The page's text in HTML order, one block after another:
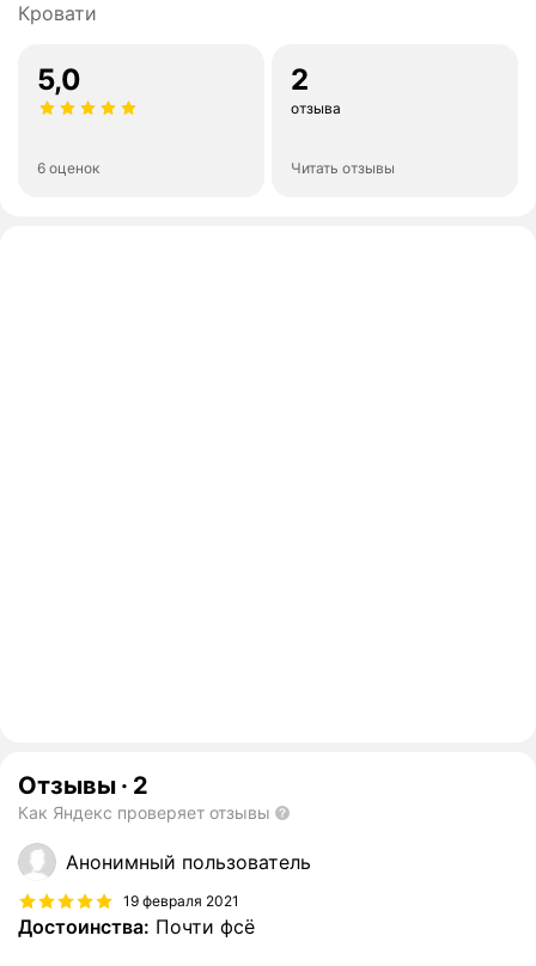
Кровати
5,0
6 оценок
2
отзыва
Читать отзывы
Отзывы · 2
Как Яндекс проверяет отзывы
Анонимный пользователь
19 февраля 2021
Достоинства: Почти фсё